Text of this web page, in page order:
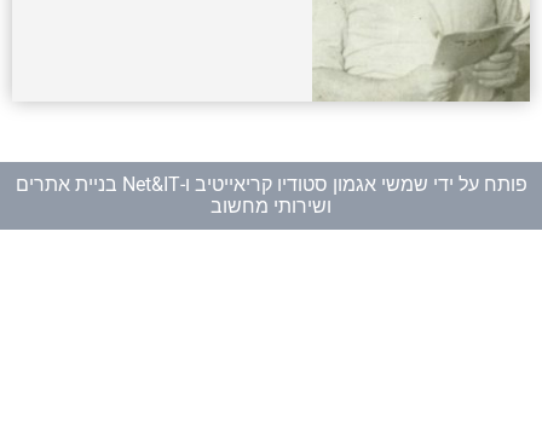
פותח על ידי שמשי אגמון סטודיו קריאייטיב ו-
Net&IT בניית אתרים
ושירותי מחשוב